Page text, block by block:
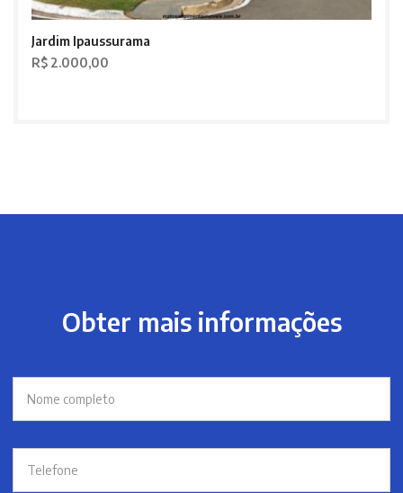
Jardim Ipaussurama
R$ 2.000,00
Obter mais informações